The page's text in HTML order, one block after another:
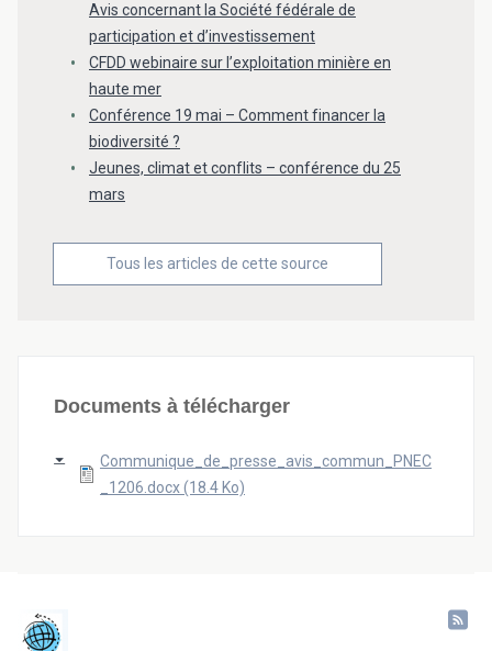
Avis concernant la Société fédérale de
participation et d’investissement
CFDD webinaire sur l’exploitation minière en
haute mer
Conférence 19 mai – Comment financer la
biodiversité ?
Jeunes, climat et conflits – conférence du 25
mars
Tous les articles de cette source
Documents à télécharger
Communique_de_presse_avis_commun_PNEC
_1206.docx (18.4 Ko)